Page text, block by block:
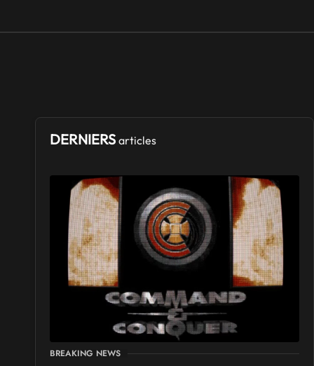
DERNIERS articles
BREAKING NEWS